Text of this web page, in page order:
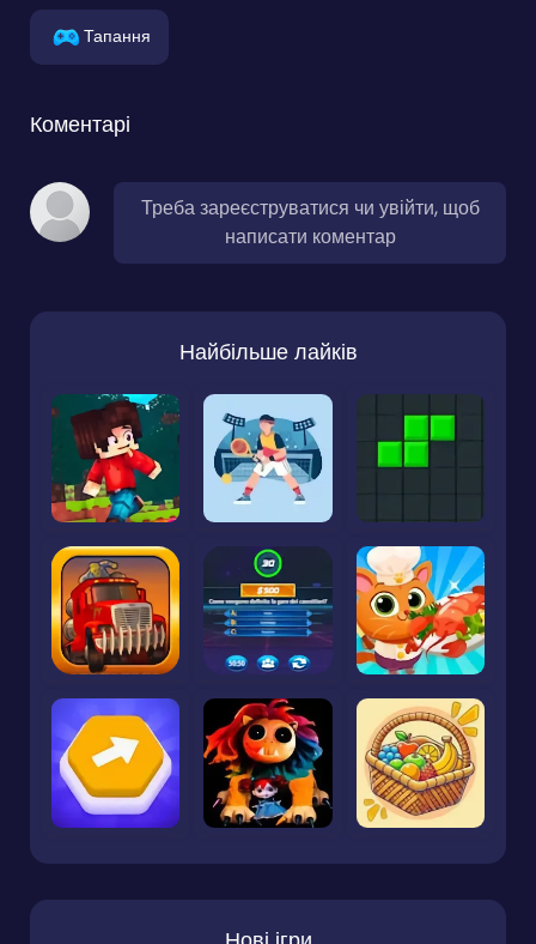
Тапання
Коментарі
Треба зареєструватися чи увійти, щоб
написати коментар
Найбільше лайків